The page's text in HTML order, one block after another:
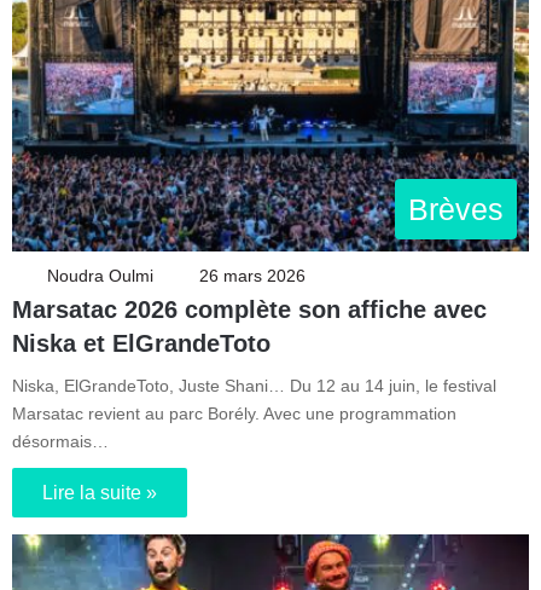
Brèves
Noudra Oulmi 26 mars 2026
Marsatac 2026 complète son affiche avec
Niska et ElGrandeToto
Niska, ElGrandeToto, Juste Shani… Du 12 au 14 juin, le festival
Marsatac revient au parc Borély. Avec une programmation
désormais…
Lire la suite »